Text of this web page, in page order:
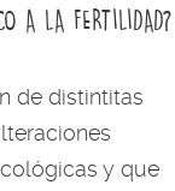
A LA FERTILIDAD?
de distintitas
y que